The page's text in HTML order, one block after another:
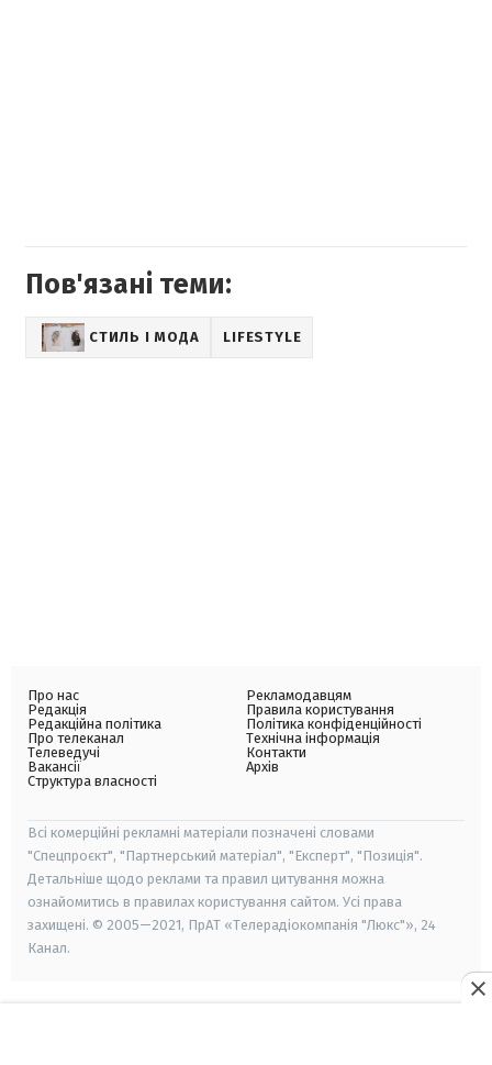
Пов'язані теми:
СТИЛЬ І МОДА LIFESTYLE
Про нас
Редакція
Редакційна політика
Про телеканал
Телеведучі
Вакансії
Структура власності
Рекламодавцям
Правила користування
Політика конфіденційності
Технічна інформація
Контакти
Архів
Всі комерційні рекламні матеріали позначені словами
"Спецпроєкт", "Партнерський матеріал", "Експерт", "Позиція".
Детальніше щодо реклами та правил цитування можна
ознайомитись в правилах користування сайтом. Усі права
захищені. © 2005—2021, ПрАТ «Телерадіокомпанія "Люкс"», 24
Канал.